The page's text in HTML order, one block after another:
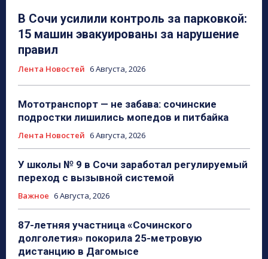
В Сочи усилили контроль за парковкой:
15 машин эвакуированы за нарушение
правил
Лента Новостей 6 Августа, 2026
Мототранспорт — не забава: сочинские
подростки лишились мопедов и питбайка
Лента Новостей 6 Августа, 2026
У школы № 9 в Сочи заработал регулируемый
переход с вызывной системой
Важное 6 Августа, 2026
87-летняя участница «Сочинского
долголетия» покорила 25-метровую
дистанцию в Дагомысе